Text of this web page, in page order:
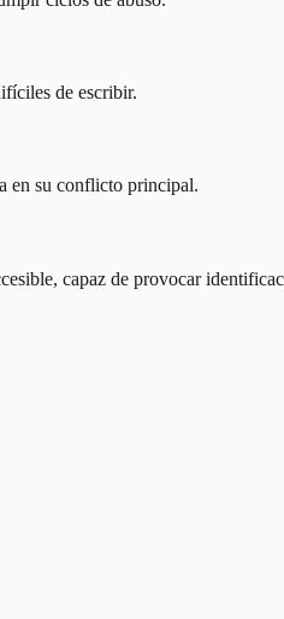
de escribir.
en su conflicto principal.
capaz de provocar